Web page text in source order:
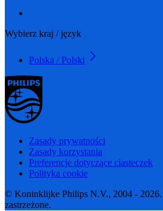
Wybierz kraj / język
Polska / Polski
Zasady prywatności
Zasady korzystania
Preferencje dotyczące ciasteczek
Polityka cookie
© Koninklijke Philips N.V., 2004 - 2026.
zastrzeżone.